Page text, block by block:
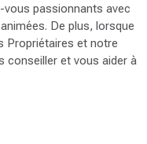
passionnants avec
De plus, lorsque
Propriétaires et notre
conseiller et vous aider à